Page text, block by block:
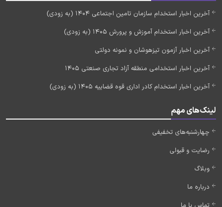
آخرین اخبار استخدام سازمان تامین اجتماعی 1404 (به زودی)
آخرین اخبار استخدام آموزش و پرورش 1405 (به زودی)
آخرین اخبار آزمون تیزهوشان و نمونه دولتی
آخرین اخبار استخدامی منطقه آزاد تجاری صنعتی 1405
آخرین اخبار استخدام کادر اداری قوه قضاییه 1405 (به زودی)
لینک‌های مهم
چهارشنبه‌های تخفیفی
رضایت و قبولی
وبلاگ
درباره ما